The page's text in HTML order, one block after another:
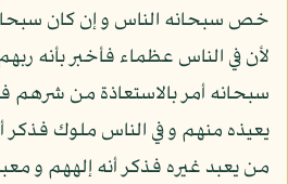
خص سبحانه الناس و إن كان
لأن في الناس عظماء فأخبر بأنه
سبحانه أمر بالاستعاذة من شرهم
يعيذه منهم و في الناس ملوك فذكر
من يعبد غيره فذكر أنه إلههم و